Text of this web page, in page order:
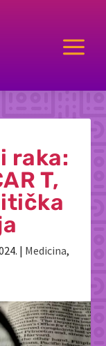
a
raka:
T,
| Medicina,